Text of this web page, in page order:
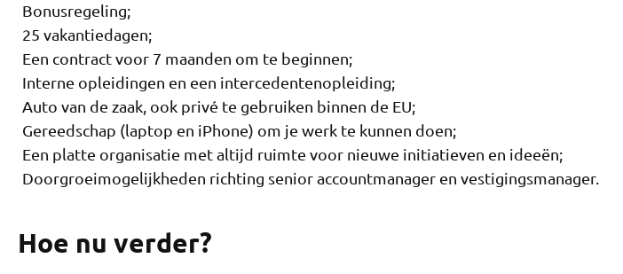
Bonusregeling;
25 vakantiedagen;
Een contract voor 7 maanden om te beginnen;
Interne opleidingen en een intercedentenopleiding;
Auto van de zaak, ook privé te gebruiken binnen de EU;
Gereedschap (laptop en iPhone) om je werk te kunnen doen;
Een platte organisatie met altijd ruimte voor nieuwe initiatieven en ideeën;
Doorgroeimogelijkheden richting senior accountmanager en vestigingsmanager.
Hoe nu verder?